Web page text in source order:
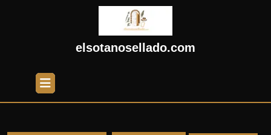
elsotanosellado.com
Open
Button